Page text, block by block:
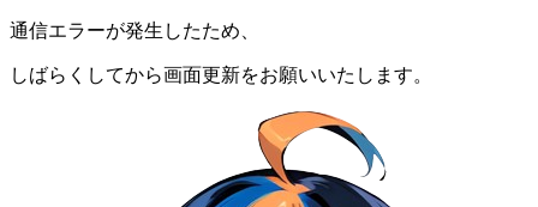
通信エラーが発生したため、
しばらくしてから画面更新をお願いいたします。